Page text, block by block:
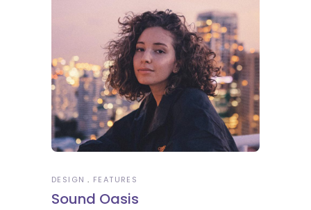
DESIGN FEATURES
Sound Oasis